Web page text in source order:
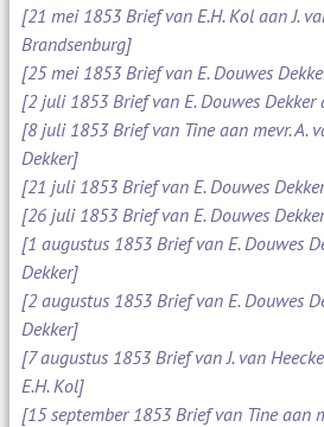
[21 mei 1853 Brief van E.H. Kol aan J.
Brandsenburg]
[25 mei 1853 Brief van E. Douwes
[2 juli 1853 Brief van E. Douwes Dekker
[8 juli 1853 Brief van Tine aan mevr. A.
Dekker]
[21 juli 1853 Brief van E. Douwes
[26 juli 1853 Brief van E. Douwes
[1 augustus 1853 Brief van E. Douwes
Dekker]
[2 augustus 1853 Brief van E. Douwes
Dekker]
[7 augustus 1853 Brief van J. van
E.H. Kol]
[15 september 1853 Brief van Tine aan